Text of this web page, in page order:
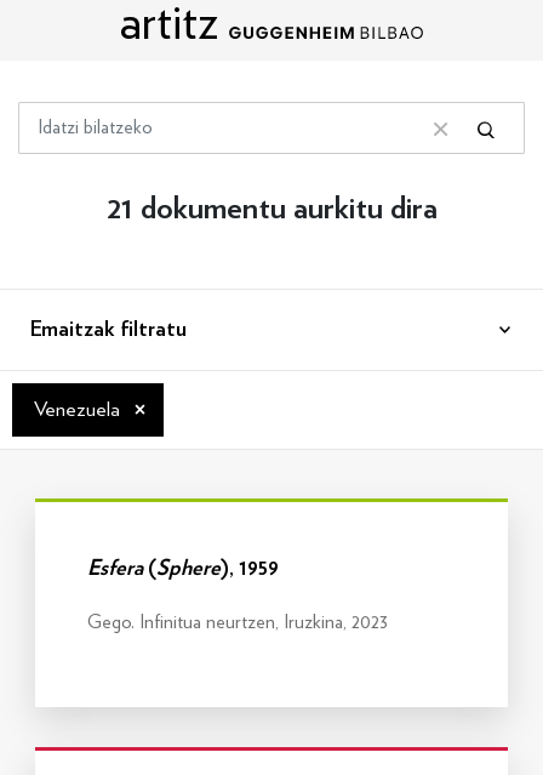
Edukira zuzenean joan
artitz
Bilatu
Bilaketa garbitu
Bilatu
21 dokumentu aurkitu dira
Emaitzak filtratu
Venezuela ×
Esfera (Sphere), 1959
Gego. Infinitua neurtzen, Iruzkina, 2023